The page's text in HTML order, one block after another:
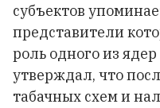
субъектов
представители
роль одного из
утверждал, что
табачных схем и